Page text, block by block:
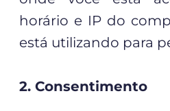
horário e IP do
está utilizando para
2. Consentimento